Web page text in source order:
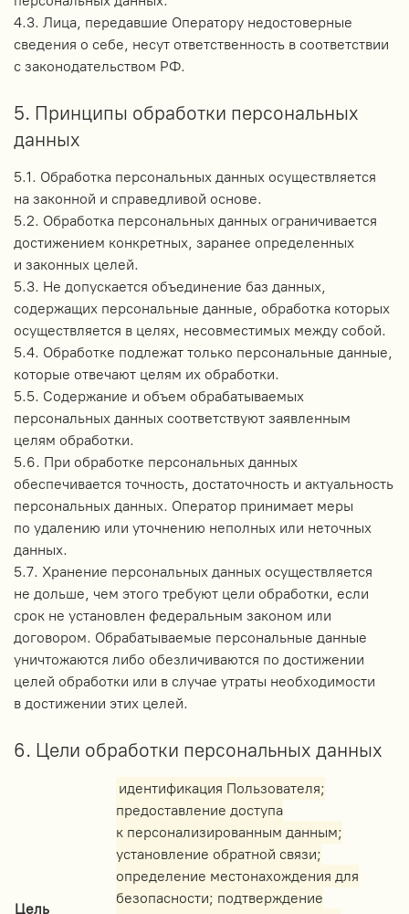
4.3. Лица, передавшие Оператору недостоверные
сведения о себе, несут ответственность в соответствии
с законодательством РФ.
5. Принципы обработки персональных
данных
5.1. Обработка персональных данных осуществляется
на законной и справедливой основе.
5.2. Обработка персональных данных ограничивается
достижением конкретных, заранее определенных
и законных целей.
5.3. Не допускается объединение баз данных,
содержащих персональные данные, обработка которых
осуществляется в целях, несовместимых между собой.
5.4. Обработке подлежат только персональные данные,
которые отвечают целям их обработки.
5.5. Содержание и объем обрабатываемых
персональных данных соответствуют заявленным
целям обработки.
5.6. При обработке персональных данных
обеспечивается точность, достаточность и актуальность
персональных данных. Оператор принимает меры
по удалению или уточнению неполных или неточных
данных.
5.7. Хранение персональных данных осуществляется
не дольше, чем этого требуют цели обработки, если
срок не установлен федеральным законом или
договором. Обрабатываемые персональные данные
уничтожаются либо обезличиваются по достижении
целей обработки или в случае утраты необходимости
в достижении этих целей.
6. Цели обработки персональных данных
Цель
идентификация Пользователя;
предоставление доступа
к персонализированным данным;
установление обратной связи;
определение местонахождения для
безопасности; подтверждение